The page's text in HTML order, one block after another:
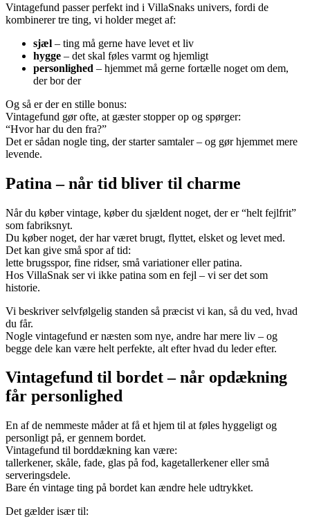
Vintagefund passer perfekt ind i VillaSnaks univers, fordi de
kombinerer tre ting, vi holder meget af:
sjæl – ting må gerne have levet et liv
hygge – det skal føles varmt og hjemligt
personlighed – hjemmet må gerne fortælle noget om dem,
der bor der
Og så er der en stille bonus:
Vintagefund gør ofte, at gæster stopper op og spørger:
“Hvor har du den fra?”
Det er sådan nogle ting, der starter samtaler – og gør hjemmet mere
levende.
Patina – når tid bliver til charme
Når du køber vintage, køber du sjældent noget, der er “helt fejlfrit”
som fabriksnyt.
Du køber noget, der har været brugt, flyttet, elsket og levet med.
Det kan give små spor af tid:
lette brugsspor, fine ridser, små variationer eller patina.
Hos VillaSnak ser vi ikke patina som en fejl – vi ser det som
historie.
Vi beskriver selvfølgelig standen så præcist vi kan, så du ved, hvad
du får.
Nogle vintagefund er næsten som nye, andre har mere liv – og
begge dele kan være helt perfekte, alt efter hvad du leder efter.
Vintagefund til bordet – når opdækning
får personlighed
En af de nemmeste måder at få et hjem til at føles hyggeligt og
personligt på, er gennem bordet.
Vintagefund til borddækning kan være:
tallerkener, skåle, fade, glas på fod, kagetallerkener eller små
serveringsdele.
Bare én vintage ting på bordet kan ændre hele udtrykket.
Det gælder især til: